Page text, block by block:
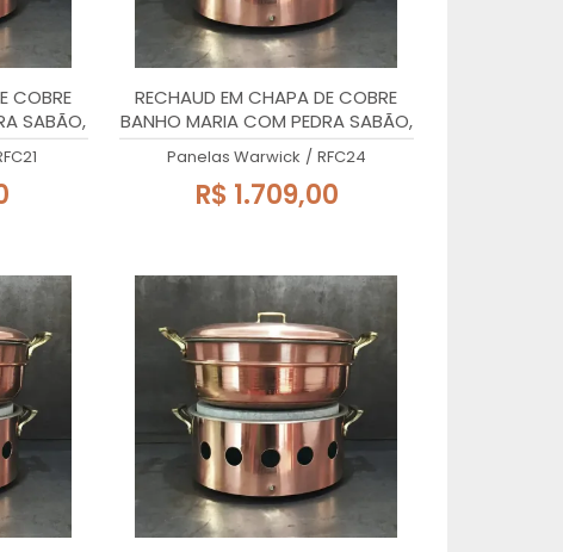
COBRE
SABÃO,
RECHAUD EM CHAPA DE COBRE
BANHO MARIA COM PEDRA SABÃO,
24x27cm, 3 Litros
Panelas Warwick / RFC24
R$ 1.709,00